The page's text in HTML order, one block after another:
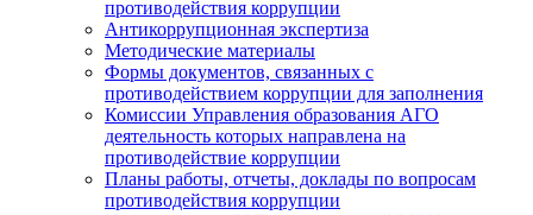
противодействия коррупции
Антикоррупционная экспертиза
Методические материалы
Формы документов, связанных с
противодействием коррупции для заполнения
Комиссии Управления образования АГО
деятельность которых направлена на
противодействие коррупции
Планы работы, отчеты, доклады по вопросам
противодействия коррупции